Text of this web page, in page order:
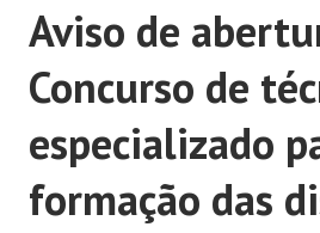
ESCOLAS DE
Aviso de
Concurso de
especializado
formação das